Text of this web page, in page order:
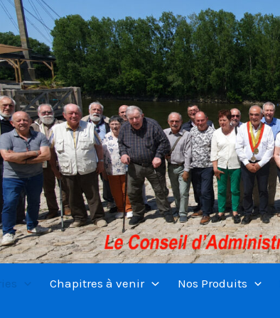
Chapitres à venir Nos Produits